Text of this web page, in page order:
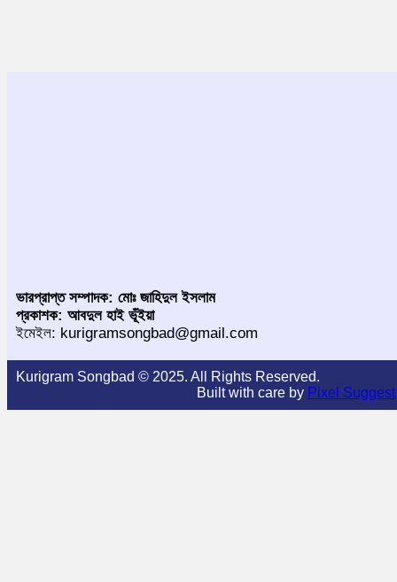
ভারপ্রাপ্ত সম্পাদক: মোঃ জাহিদুল ইসলাম
প্রকাশক: আবদুল হাই ভূঁইয়া
ইমেইল: kurigramsongbad@gmail.com
Kurigram Songbad © 2025. All Rights Reserved.
Built with care by Pixel Suggest